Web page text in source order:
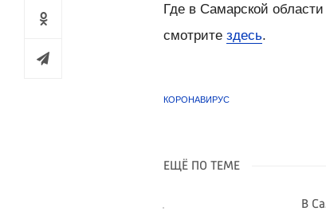
Где в Самарской
смотритездесь.
КОРОНАВИРУС
ЕЩЁ ПО ТЕМЕ
В